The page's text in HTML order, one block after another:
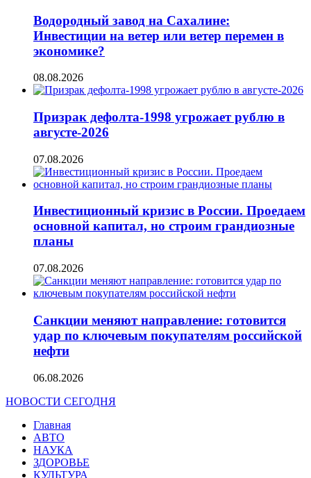
Водородный завод на Сахалине:
Инвестиции на ветер или ветер перемен в
экономике?
08.08.2026
Призрак дефолта-1998 угрожает рублю в
августе-2026
07.08.2026
Инвестиционный кризис в России. Проедаем
основной капитал, но строим грандиозные
планы
07.08.2026
Санкции меняют направление: готовится
удар по ключевым покупателям российской
нефти
06.08.2026
НОВОСТИ СЕГОДНЯ
Главная
АВТО
НАУКА
ЗДОРОВЬЕ
КУЛЬТУРА